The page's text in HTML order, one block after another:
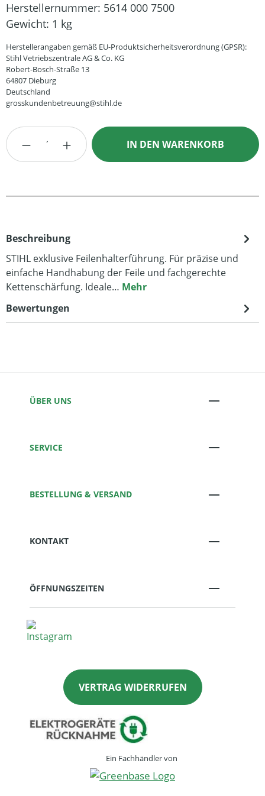
Herstellernummer: 5614 000 7500
Gewicht: 1 kg
Herstellerangaben gemäß EU-Produktsicherheitsverordnung (GPSR):
Stihl Vetriebszentrale AG & Co. KG
Robert-Bosch-Straße 13
64807 Dieburg
Deutschland
grosskundenbetreuung@stihl.de
Produkt Anzahl: Gib den gewünschten
IN DEN WARENKORB
Beschreibung
STIHL exklusive Feilenhalterführung. Für präzise und
einfache Handhabung der Feile und fachgerechte
Kettenschärfung. Ideale… Mehr
Bewertungen
ÜBER UNS
SERVICE
BESTELLUNG & VERSAND
KONTAKT
ÖFFNUNGSZEITEN
VERTRAG WIDERRUFEN
Ein Fachhändler von